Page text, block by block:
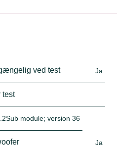
ved test Ja
test
module; version 36
Ja